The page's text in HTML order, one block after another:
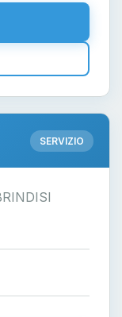
SERVIZIO